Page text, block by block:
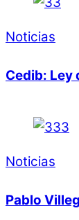
Noticias
Cedib: Ley
Noticias
Pablo